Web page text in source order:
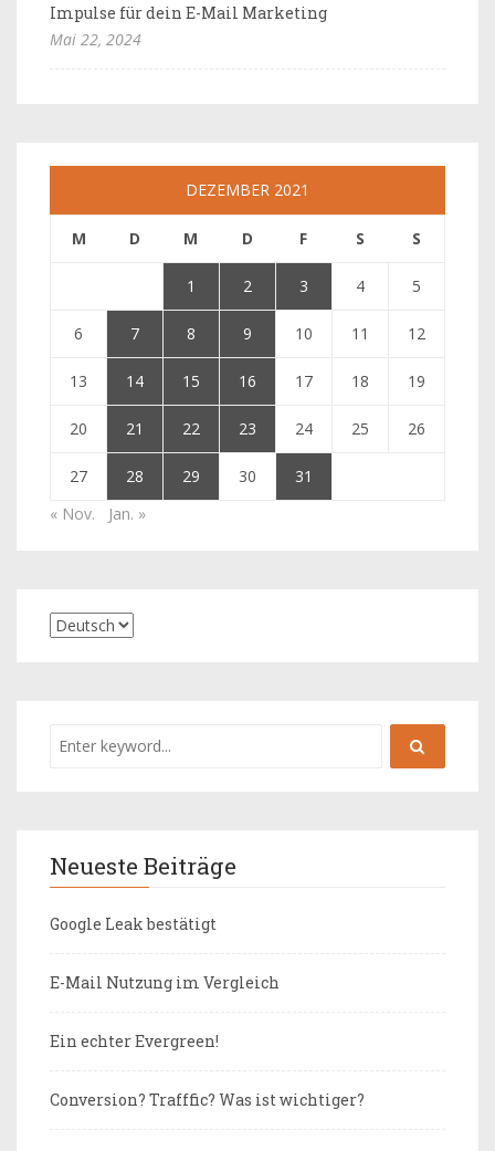
Impulse für dein E-Mail Marketing
Mai 22, 2024
DEZEMBER 2021
M D M D F S S
1 2 3 4 5
6 7 8 9 10 11 12
13 14 15 16 17 18 19
20 21 22 23 24 25 26
27 28 29 30
31
« Nov.
Jan. »
Neueste Beiträge
Google Leak bestätigt
E-Mail Nutzung im Vergleich
Ein echter Evergreen!
Conversion? Trafffic? Was ist wichtiger?